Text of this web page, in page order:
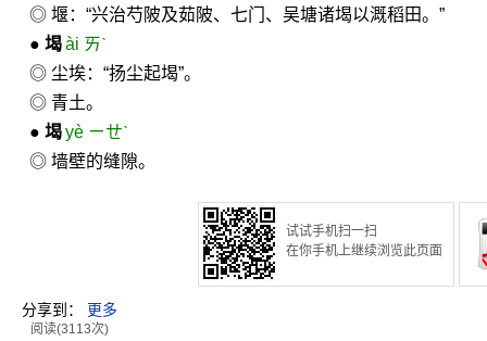
◎ 堰：“兴治芍陂及茹陂、七门、吴塘诸堨以溉稻田。”
● 堨ài ㄞˋ
◎ 尘埃：“扬尘起堨”。
◎ 青土。
● 堨yè ㄧㄝˋ
◎ 墙壁的缝隙。
试试手机扫一扫
在你手机上继续浏览此页面
分享到： 更多
阅读(3113次)